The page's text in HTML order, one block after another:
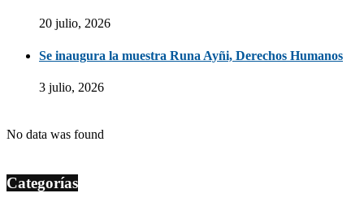
20 julio, 2026
Se inaugura la muestra Runa Ayñi, Derechos Humanos
3 julio, 2026
No data was found
Categorías